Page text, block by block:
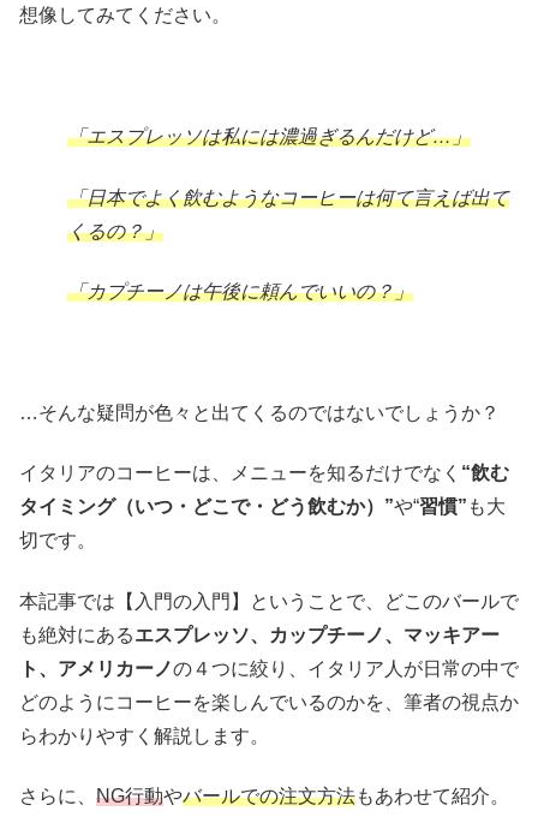
想像してみてください。
「エスプレッソは私には濃過ぎるんだけど…」
「日本でよく飲むようなコーヒーは何て言えば出て
くるの？」
「カプチーノは午後に頼んでいいの？」
…そんな疑問が色々と出てくるのではないでしょうか？
イタリアのコーヒーは、メニューを知るだけでなく “飲む
タイミング（いつ・どこで・どう飲むか）”や“習慣” も大
切です。
本記事では【入門の入門】ということで、どこのバールで
も絶対にあるエスプレッソ、カップチーノ、マッキアー
ト、アメリカーノの４つに絞り、イタリア人が日常の中で
どのようにコーヒーを楽しんでいるのかを、筆者の視点か
らわかりやすく解説します。
さらに、 NG行動やバールでの注文方法もあわせて紹介。